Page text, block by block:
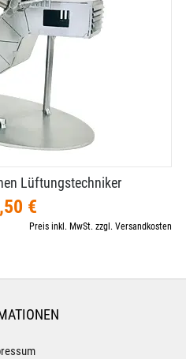
Lüftungstechniker
€
Preis inkl. MwSt. zzgl. Versandkosten